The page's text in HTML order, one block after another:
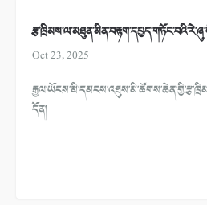
Oct 23, 2025
དོན།